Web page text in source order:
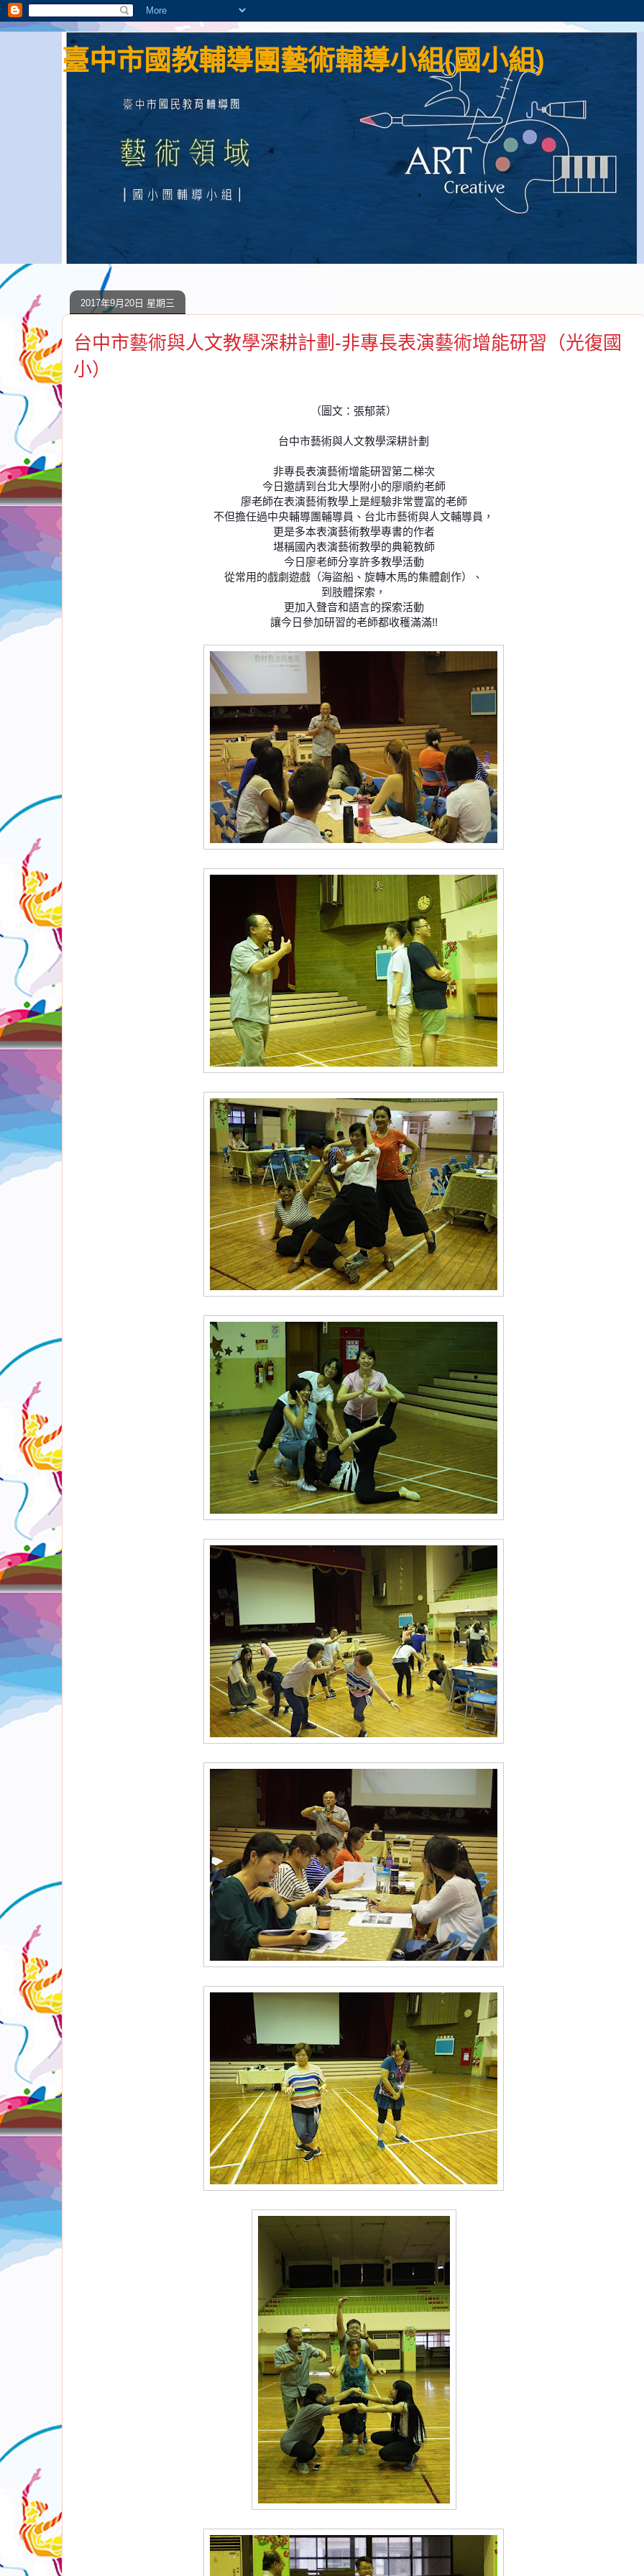
臺中市國教輔導團藝術輔導小組(國小組)
2017年9月20日 星期三
台中市藝術與人文教學深耕計劃-非專長表演藝術增能研習（光復國
小）
（圖文：張郁棻）
台中市藝術與人文教學深耕計劃
非專長表演藝術增能研習第二梯次
今日邀請到台北大學附小的廖順約老師
廖老師在表演藝術教學上是經驗非常豐富的老師
不但擔任過中央輔導團輔導員、台北市藝術與人文輔導員，
更是多本表演藝術教學專書的作者
堪稱國內表演藝術教學的典範教師
今日廖老師分享許多教學活動
從常用的戲劇遊戲（海盜船、旋轉木馬的集體創作）、
到肢體探索，
更加入聲音和語言的探索活動
讓今日參加研習的老師都收穫滿滿!!